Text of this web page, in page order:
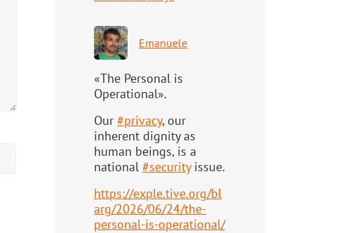
Emanuele
«The Personal is
Operational».
Our #privacy, our
inherent dignity as
human beings, is a
national #securityissue.
https://exple.tive.org/bl
arg/2026/06/24/the-
personal-is-operational/